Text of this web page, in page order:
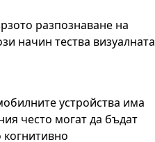
разпознаване на
начин тества визуалната
устройства има
често могат да бъдат